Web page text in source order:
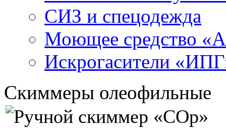
СИЗ и спецодежда
Моющее средство
Искрогасители
Скиммеры олеофильные